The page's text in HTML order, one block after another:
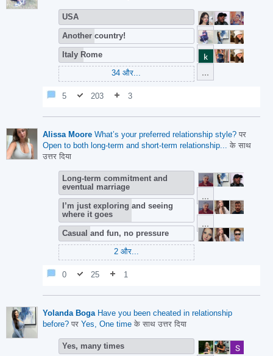
USA
Another country!
Italy Rome
34 और...
5 203 3
Alissa Moore What’s your preferred relationship style? पर
Open to both long-term and short-term relationship... के साथ
उत्तर दिया
Long-term commitment and
eventual marriage
I’m just exploring and seeing
where it goes
Casual and fun, no pressure
2और...
0 25 1
Yolanda Boga ⁣Have you been cheated in relationship
before? पर Yes, One time के साथ उत्तर दिया
Yes, many times